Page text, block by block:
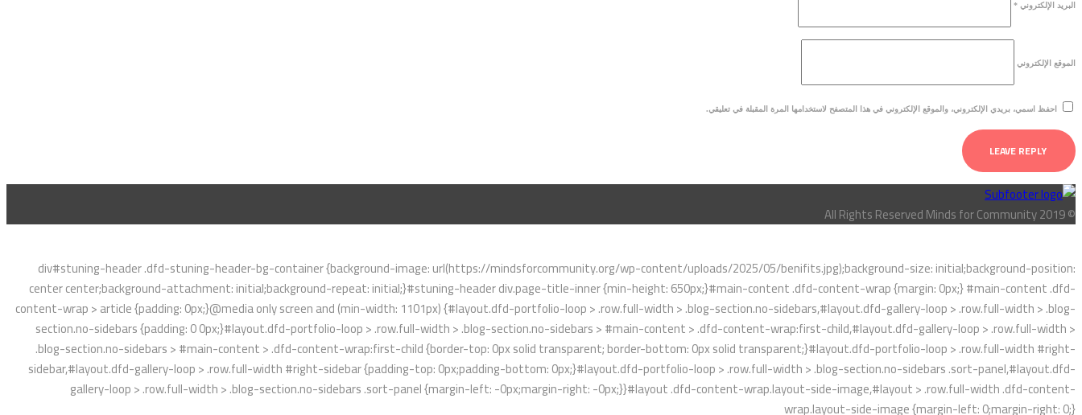
البريد الإلكتروني *
الموقع الإلكتروني
احفظ اسمي، بريدي الإلكتروني، والموقع الإلكتروني في هذا المتصفح لاستخدامها المرة المقبلة في تعليقي.
© All Rights Reserved Minds for Community 2019
div#stuning-header .dfd-stuning-header-bg-container {background-image: url(https://mindsforcommunity.org/wp-content/uploads/2025/05/benifits.jpg);background-size: initial;background-position:
center center;background-attachment: initial;background-repeat: initial;}#stuning-header div.page-title-inner {min-height: 650px;}#main-content .dfd-content-wrap {margin: 0px;} #main-content .dfd-
content-wrap > article {padding: 0px;}@media only screen and (min-width: 1101px) {#layout.dfd-portfolio-loop > .row.full-width > .blog-section.no-sidebars,#layout.dfd-gallery-loop > .row.full-width > .blog-
section.no-sidebars {padding: 0 0px;}#layout.dfd-portfolio-loop > .row.full-width > .blog-section.no-sidebars > #main-content > .dfd-content-wrap:first-child,#layout.dfd-gallery-loop > .row.full-width >
.blog-section.no-sidebars > #main-content > .dfd-content-wrap:first-child {border-top: 0px solid transparent; border-bottom: 0px solid transparent;}#layout.dfd-portfolio-loop > .row.full-width #right-
sidebar,#layout.dfd-gallery-loop > .row.full-width #right-sidebar {padding-top: 0px;padding-bottom: 0px;}#layout.dfd-portfolio-loop > .row.full-width > .blog-section.no-sidebars .sort-panel,#layout.dfd-
gallery-loop > .row.full-width > .blog-section.no-sidebars .sort-panel {margin-left: -0px;margin-right: -0px;}}#layout .dfd-content-wrap.layout-side-image,#layout > .row.full-width .dfd-content-
wrap.layout-side-image {margin-left: 0;margin-right: 0;}